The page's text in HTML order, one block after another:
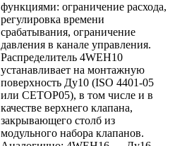
функциями: ограничение расхода,
регулировка времени
срабатывания, ограничение
давления в канале управления.
Распределитель 4WEH10
устанавливает на монтажную
поверхность Ду10 (ISO 4401-05
или CETOP05), в том числе и в
качестве верхнего клапана,
закрывающего столб из
модульного набора клапанов.